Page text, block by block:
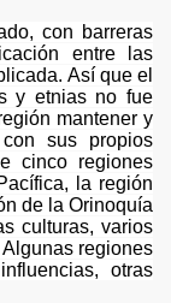
con barreras
entre las
Así que el
y etnias no fue
mantener y
sus propios
cinco regiones
la región
de la Orinoquía
culturas, varios
regiones
otras